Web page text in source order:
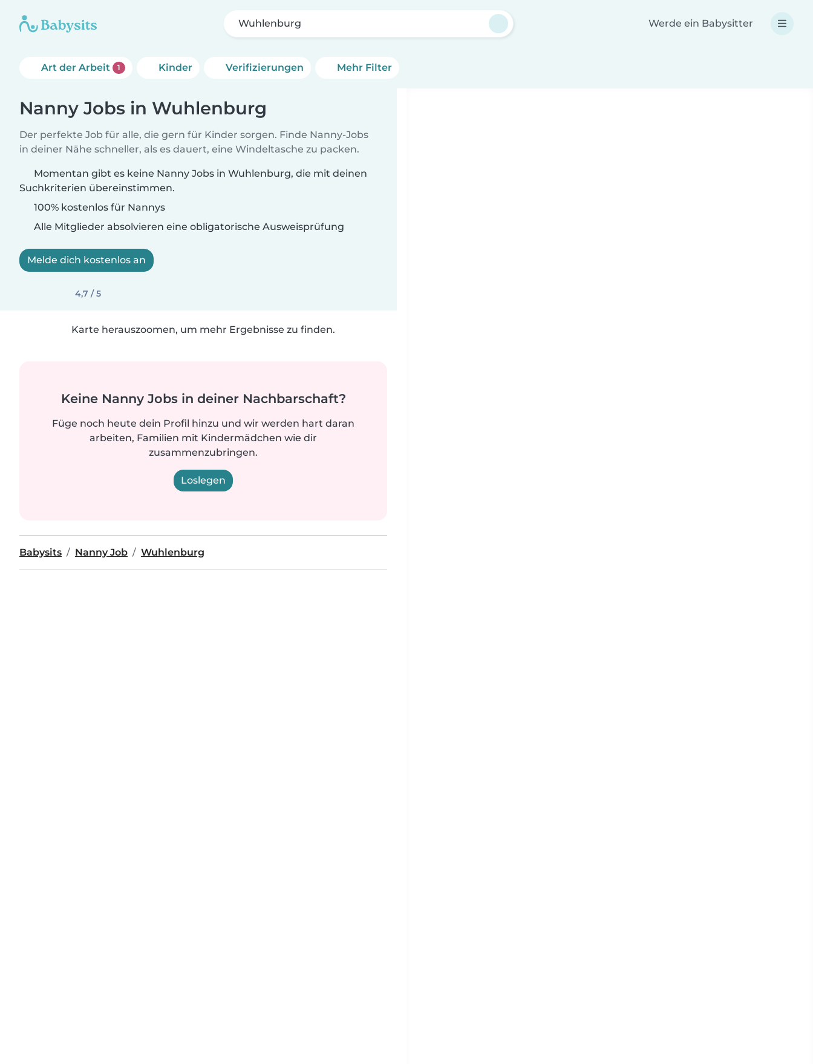
Wuhlenburg Werde ein Babysitter
Art der Arbeit 1 Kinder Verifizierungen Mehr Filter
Nanny Jobs in Wuhlenburg
Der perfekte Job für alle, die gern für Kinder sorgen. Finde Nanny-Jobs
in deiner Nähe schneller, als es dauert, eine Windeltasche zu packen.
Momentan gibt es keine Nanny Jobs in Wuhlenburg, die mit deinen
Suchkriterien übereinstimmen.
100% kostenlos für Nannys
Alle Mitglieder absolvieren eine obligatorische Ausweisprüfung
Melde dich kostenlos an
4,7 / 5
Karte herauszoomen, um mehr Ergebnisse zu finden.
Keine Nanny Jobs in deiner Nachbarschaft?
Füge noch heute dein Profil hinzu und wir werden hart daran
arbeiten, Familien mit Kindermädchen wie dir
zusammenzubringen.
Loslegen
Babysits Nanny Job Wuhlenburg